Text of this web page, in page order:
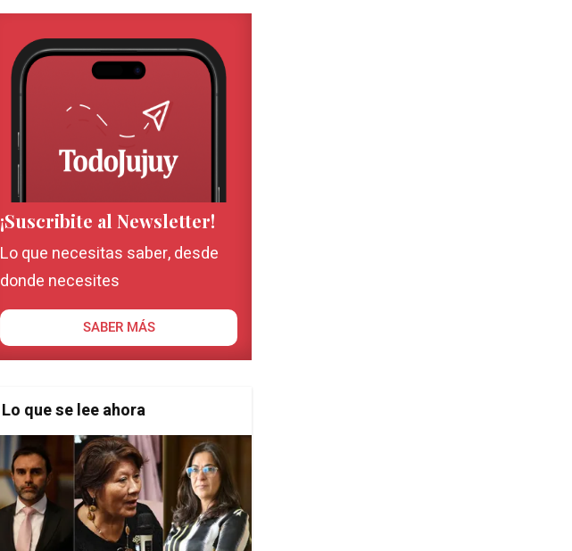
¡Suscribite al Newsletter!
Lo que necesitas saber, desde
donde necesites
SABER MÁS
Lo que se lee ahora